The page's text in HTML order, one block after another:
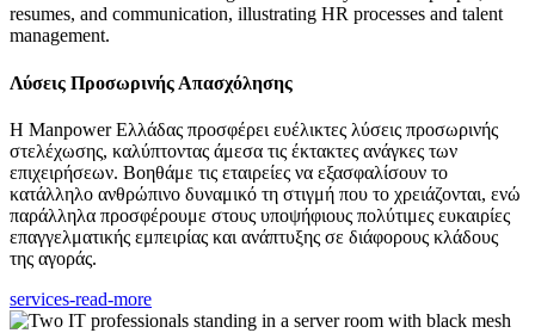
Λύσεις Προσωρινής Απασχόλησης
Η Manpower Ελλάδας προσφέρει ευέλικτες λύσεις προσωρινής
στελέχωσης, καλύπτοντας άμεσα τις έκτακτες ανάγκες των
επιχειρήσεων. Βοηθάμε τις εταιρείες να εξασφαλίσουν το
κατάλληλο ανθρώπινο δυναμικό τη στιγμή που το χρειάζονται, ενώ
παράλληλα προσφέρουμε στους υποψήφιους πολύτιμες ευκαιρίες
επαγγελματικής εμπειρίας και ανάπτυξης σε διάφορους κλάδους
της αγοράς.
services-read-more